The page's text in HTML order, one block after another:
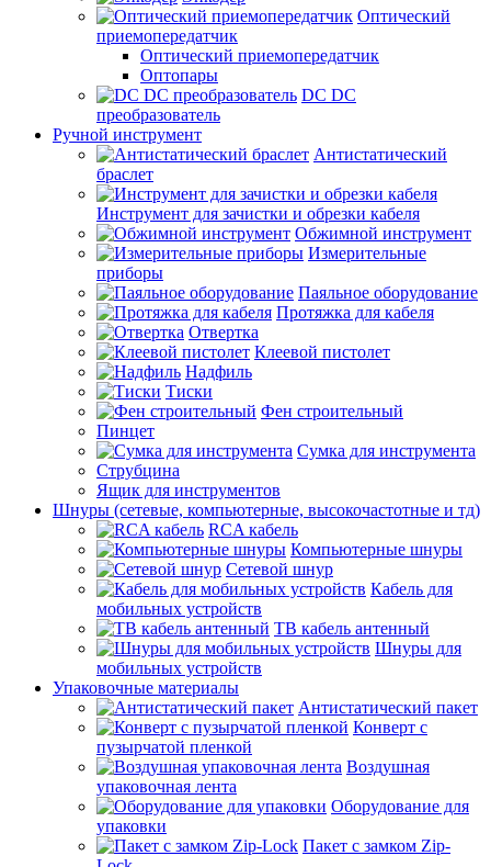
Оптический
приемопередатчик
Оптический приемопередатчик
Оптопары
DC DC
преобразователь
Ручной инструмент
Антистатический
браслет
Инструмент для зачистки и обрезки кабеля
Обжимной инструмент
Измерительные
приборы
Паяльное оборудование
Протяжка для кабеля
Отвертка
Клеевой пистолет
Надфиль
Тиски
Фен строительный
Пинцет
Сумка для инструмента
Струбцина
Ящик для инструментов
Шнуры (сетевые, компьютерные, высокочастотные и тд)
RCA кабель
Компьютерные шнуры
Сетевой шнур
Кабель для
мобильных устройств
ТВ кабель антенный
Шнуры для
мобильных устройств
Упаковочные материалы
Антистатический пакет
Конверт с
пузырчатой пленкой
Воздушная
упаковочная лента
Оборудование для
упаковки
Пакет с замком Zip-